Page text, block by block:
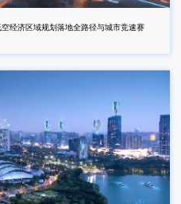
空经济区域规划落地全路径与城市竞速赛